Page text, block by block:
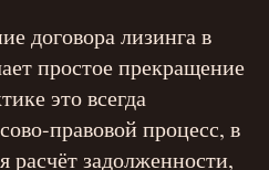
договора лизинга в
простое прекращение
это всегда
правовой процесс, в
расчёт задолженности,